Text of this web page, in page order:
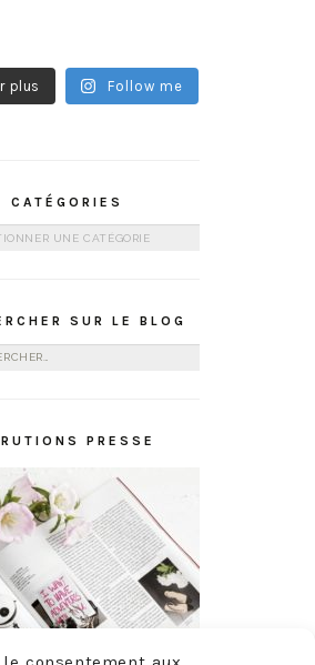
plus Follow me
CATÉGORIES
SUR LE BLOG
:
PRESSE